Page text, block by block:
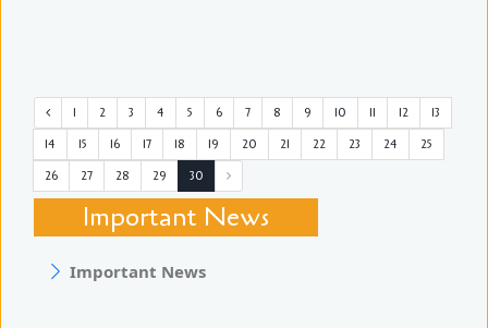
1 2 3 4 5 6 7 8 9 10 11 12
13
14
15 16 17 18 19 20 21 22 23 24
25
26
27 28 29 30
Important News
Important News